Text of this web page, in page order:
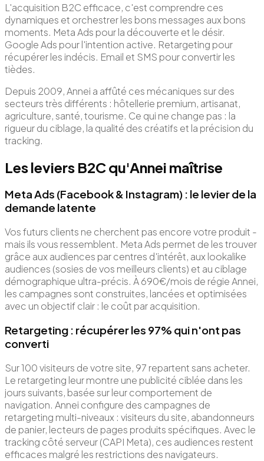
L'acquisition B2C efficace, c'est comprendre ces
dynamiques et orchestrer les bons messages aux bons
moments. Meta Ads pour la découverte et le désir.
Google Ads pour l'intention active. Retargeting pour
récupérer les indécis. Email et SMS pour convertir les
tièdes.
Depuis 2009, Annei a affûté ces mécaniques sur des
secteurs très différents : hôtellerie premium, artisanat,
agriculture, santé, tourisme. Ce qui ne change pas : la
rigueur du ciblage, la qualité des créatifs et la précision du
tracking.
Les leviers B2C qu'Annei maîtrise
Meta Ads (Facebook & Instagram) : le levier de la
demande latente
Vos futurs clients ne cherchent pas encore votre produit -
mais ils vous ressemblent. Meta Ads permet de les trouver
grâce aux audiences par centres d'intérêt, aux lookalike
audiences (sosies de vos meilleurs clients) et au ciblage
démographique ultra-précis. À 690€/mois de régie Annei,
les campagnes sont construites, lancées et optimisées
avec un objectif clair : le coût par acquisition.
Retargeting : récupérer les 97% qui n'ont pas
converti
Sur 100 visiteurs de votre site, 97 repartent sans acheter.
Le retargeting leur montre une publicité ciblée dans les
jours suivants, basée sur leur comportement de
navigation. Annei configure des campagnes de
retargeting multi-niveaux : visiteurs du site, abandonneurs
de panier, lecteurs de pages produits spécifiques. Avec le
tracking côté serveur (CAPI Meta), ces audiences restent
efficaces malgré les restrictions des navigateurs.